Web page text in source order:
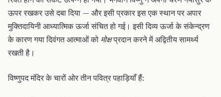
ऊपर रखकर उसे दबा दिया — और इसी प्रकार इस एक स्थान पर अपार
मुक्तिदायिनी आध्यात्मिक ऊर्जा संचित हो गई। इसी दिव्य ऊर्जा के संकेन्द्रण
के कारण गया दिवंगत आत्माओं को मोक्षप्रदान करने में अद्वितीय सामर्थ्य
रखती है।
विष्णुपद मंदिर के चारों ओर तीन पवित्र पहाड़ियाँ हैं: